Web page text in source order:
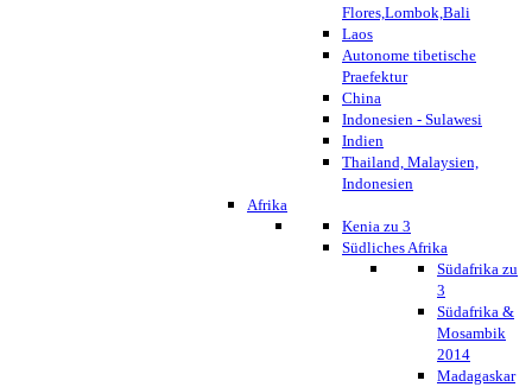
Flores,Lombok,Bali
Laos
Autonome tibetische
Praefektur
China
Indonesien - Sulawesi
Indien
Thailand, Malaysien,
Indonesien
Afrika
Kenia zu 3
Südliches Afrika
Südafrika zu
3
Südafrika &
Mosambik
2014
Madagaskar